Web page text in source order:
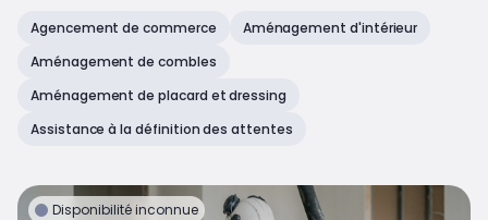
Agencement de commerce
Aménagement d'intérieur
Aménagement de combles
Aménagement de placard et dressing
Assistance à la définition des attentes
Disponibilité inconnue